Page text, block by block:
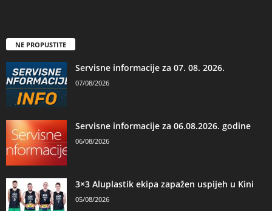
NE PROPUSTITE
Servisne informacije za 07. 08. 2026.
07/08/2026
Servisne informacije za 06.08.2026. godine
06/08/2026
3×3 Aluplastik ekipa zapažen uspijeh u Kini
05/08/2026